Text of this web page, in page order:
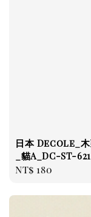
日本 Decole_木
_貓A_DC-ST-
Regular
NT$ 180